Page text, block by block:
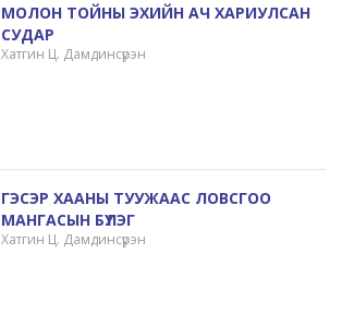
МОЛОН ТОЙНЫ ЭХИЙН АЧ ХАРИУЛСАН
СУДАР
Хатгин Ц. Дамдинсүрэн
ГЭСЭР ХААНЫ ТУУЖААС ЛОВСГОО
МАНГАСЫН БҮЛЭГ
Хатгин Ц. Дамдинсүрэн